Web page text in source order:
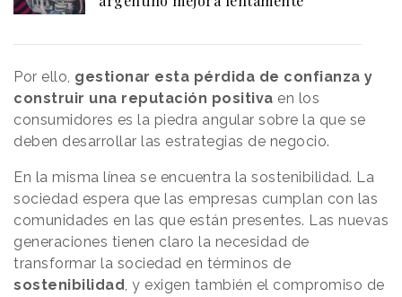
Por ello, gestionar esta pérdida de confianza y
construir una reputación positiva en los
consumidores es la piedra angular sobre la que se
deben desarrollar las estrategias de negocio.
En la misma línea se encuentra la sostenibilidad. La
sociedad espera que las empresas cumplan con las
comunidades en las que están presentes. Las nuevas
generaciones tienen claro la necesidad de
transformar la sociedad en términos de
sostenibilidad, y exigen también el compromiso de